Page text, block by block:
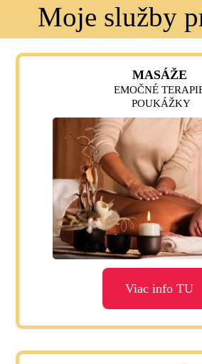
Moje služby
MASÁŽE
EMOČNÉ
POUKÁŽKY
Viac info TU